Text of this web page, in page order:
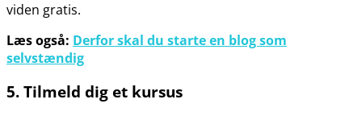
viden gratis.
Læs også: Derfor skal du starte en blog som
selvstændig
5. Tilmeld dig et kursus